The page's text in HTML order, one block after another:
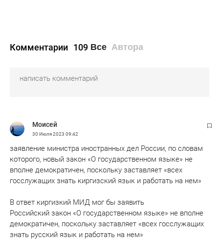
Комментарии 109 Все Автора
Моисей
30 Июля 2023 09:42
заявление министра иностранных дел России, по словам
которого, новый закон «О государственном языке» не
вполне демократичен, поскольку заставляет «всех
госслужащих знать киргизский язык и работать на нем»
В ответ киргизкий МИД мог бы заявить
Российский закон «О государственном языке» не вполне
демократичен, поскольку заставляет «всех госслужащих
знать русский язык и работать на нем»